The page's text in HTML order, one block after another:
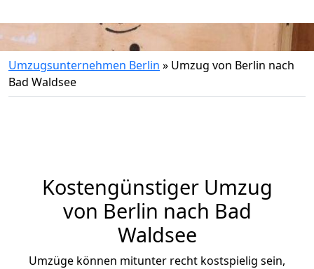
Umzugsunternehmen Berlin » Umzug von Berlin nach
Bad Waldsee
Kostengünstiger Umzug
von Berlin nach Bad
Waldsee
Umzüge können mitunter recht kostspielig sein,